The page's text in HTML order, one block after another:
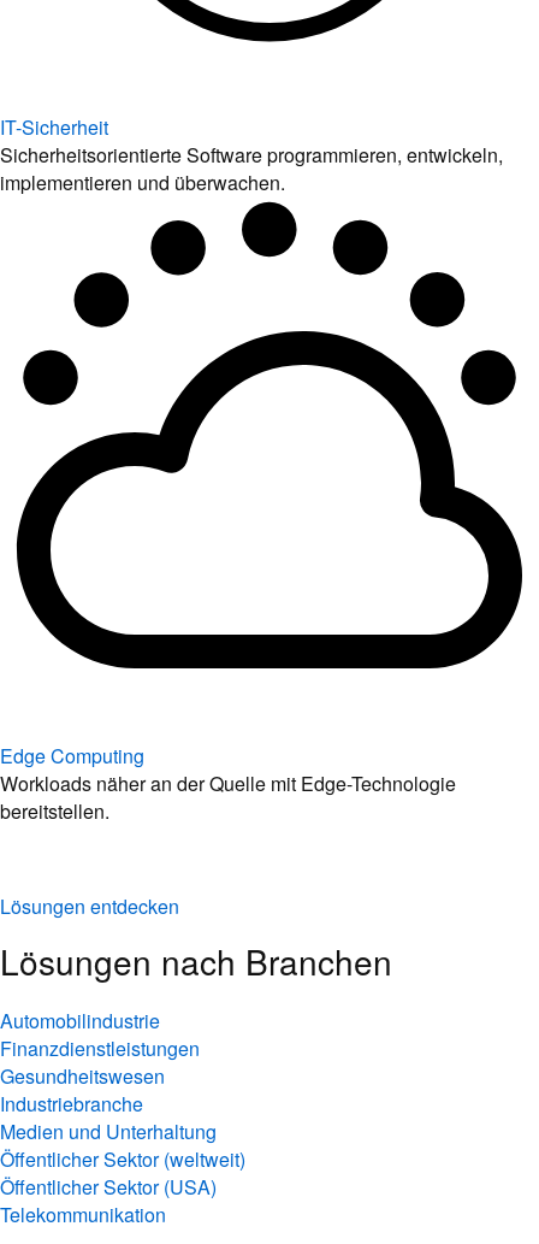
IT-Sicherheit
Sicherheitsorientierte Software programmieren, entwickeln,
implementieren und überwachen.
Edge Computing
Workloads näher an der Quelle mit Edge-Technologie
bereitstellen.
Lösungen entdecken
Lösungen nach Branchen
Automobilindustrie
Finanzdienstleistungen
Gesundheitswesen
Industriebranche
Medien und Unterhaltung
Öffentlicher Sektor (weltweit)
Öffentlicher Sektor (USA)
Telekommunikation